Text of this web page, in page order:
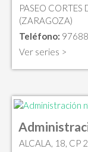
PASEO
(ZARAGOZA)
Teléfono:
Ver series >
ALCALA, 18, CP